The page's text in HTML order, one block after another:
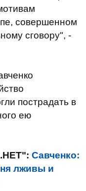
совершенном
сговору", -
пострадать в
ею
Савченко:
лживы и